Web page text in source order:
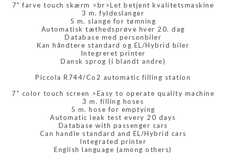
7" farve touch skærm >br>Let betjent kvalitetsmaskine
3 m. fyldeslanger
5 m. slange for tømning
Automatisk tæthedsprøve hver 20. dag
Database med personbiler
Kan håndtere standard og EL/Hybrid biler
Integreret printer
Dansk sprog (i blandt andre)
Piccola R744/Co2 automatic filling station
7" color touch screen >Easy to operate quality machine
3 m. filling hoses
5 m. hose for emptying
Automatic leak test every 20 days
Database with passenger cars
Can handle standard and EL/Hybrid cars
Integrated printer
English language (among others)